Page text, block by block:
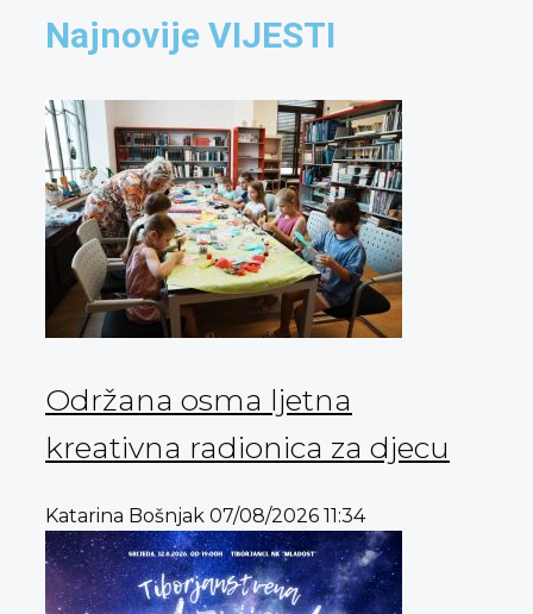
Najnovije VIJESTI
Održana osma ljetna
kreativna radionica za djecu
Katarina Bošnjak 07/08/2026 11:34